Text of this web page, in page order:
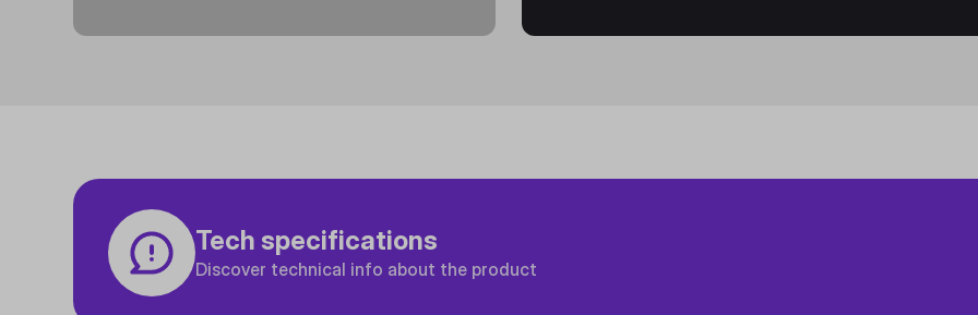
Tech specifications
Discover technical info about the product